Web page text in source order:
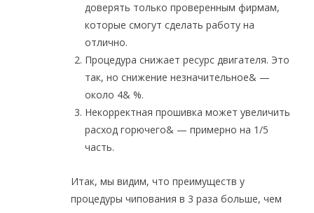
доверять только проверенным фирмам,
которые смогут сделать работу на
отлично.
Процедура снижает ресурс двигателя. Это
так, но снижение незначительное& —
около 4& %.
Некорректная прошивка может увеличить
расход горючего& — примерно на 1/5
часть.
Итак, мы видим, что преимуществ у
процедуры чипования в 3 раза больше, чем